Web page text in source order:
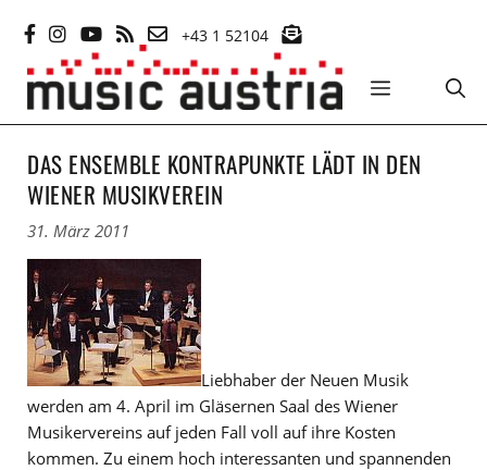
Inhalt
springen
+43 1 52104
MENÜ
DAS ENSEMBLE KONTRAPUNKTE LÄDT IN DEN
WIENER MUSIKVEREIN
31. März 2011
Liebhaber der Neuen Musik
werden am 4. April im Gläsernen Saal des Wiener
Musikervereins auf jeden Fall voll auf ihre Kosten
kommen. Zu einem hoch interessanten und spannenden